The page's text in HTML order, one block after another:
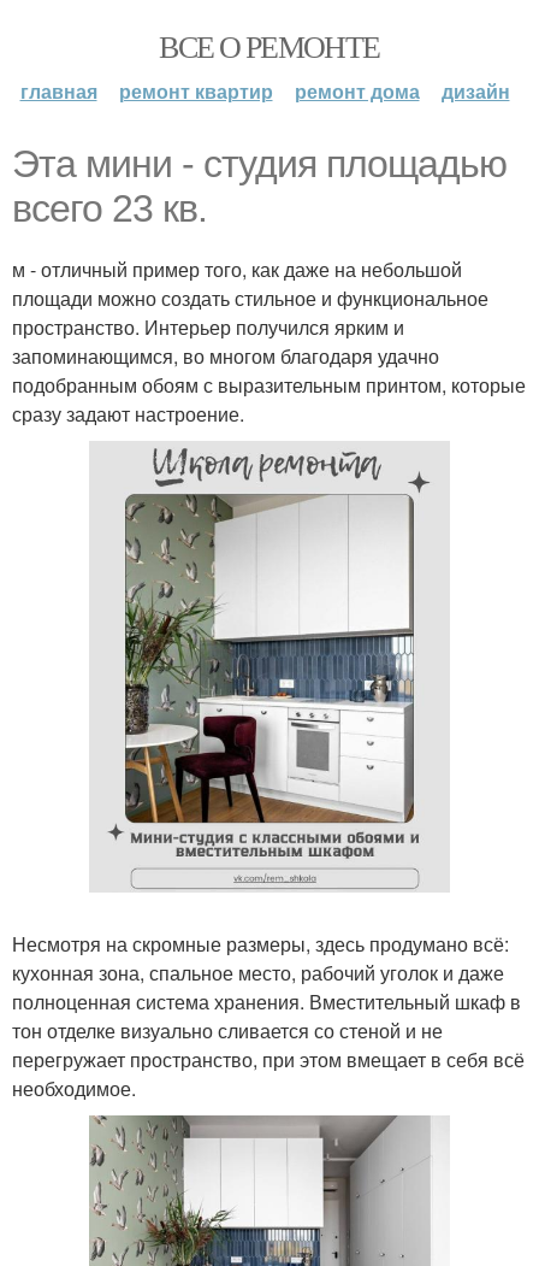
ВСЕ О РЕМОНТЕ
главная ремонт квартир ремонт дома дизайн
Эта мини - студия площадью
всего 23 кв.
м - отличный пример того, как даже на небольшой
площади можно создать стильное и функциональное
пространство. Интерьер получился ярким и
запоминающимся, во многом благодаря удачно
подобранным обоям с выразительным принтом, которые
сразу задают настроение.
Несмотря на скромные размеры, здесь продумано всё:
кухонная зона, спальное место, рабочий уголок и даже
полноценная система хранения. Вместительный шкаф в
тон отделке визуально сливается со стеной и не
перегружает пространство, при этом вмещает в себя всё
необходимое.